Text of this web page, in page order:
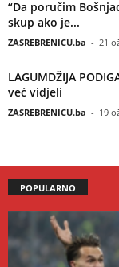
“Da poručim
skup ako je...
ZASREBRENICU.ba - 21
LAGUMDŽIJA
već vidjeli
ZASREBRENICU.ba - 19
POPULARNO